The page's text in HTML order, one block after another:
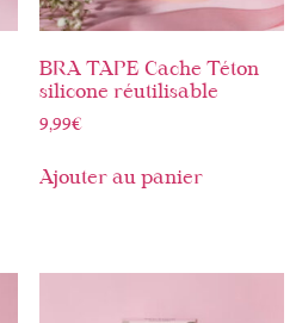
BRA TAPE Cache Téton
silicone réutilisable
9,99€
Ajouter au panier